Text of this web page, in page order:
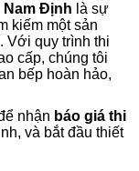
Nam Định là sự
kiếm một sản
Với quy trình thi
cấp, chúng tôi
bếp hoàn hảo,
nhận báo giá thi
và bắt đầu thiết